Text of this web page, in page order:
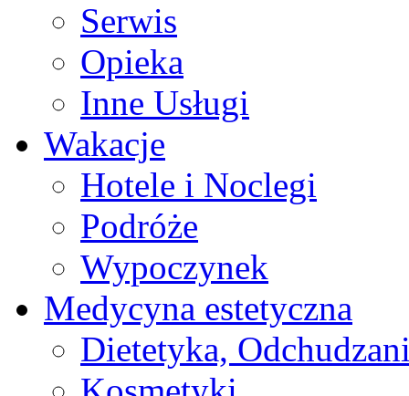
Serwis
Opieka
Inne Usługi
Wakacje
Hotele i Noclegi
Podróże
Wypoczynek
Medycyna estetyczna
Dietetyka,